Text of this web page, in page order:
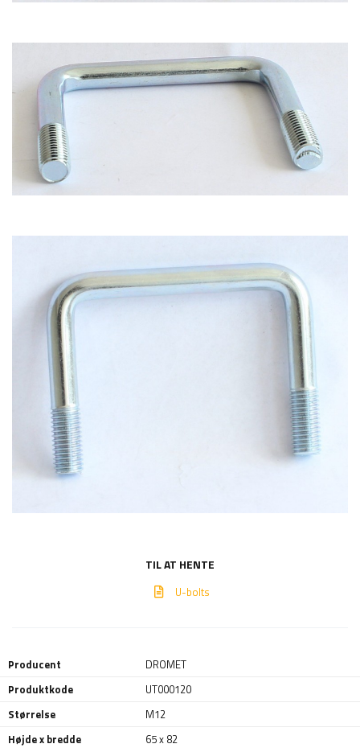
TIL AT HENTE
U-bolts
Producent
DROMET
Produktkode
UT000120
Størrelse
M12
Højde x bredde
65 x 82